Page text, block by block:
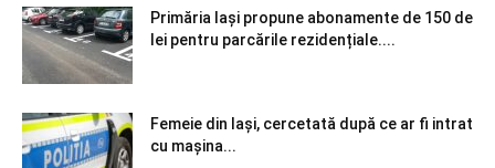
Primăria Iași propune abonamente de 150 de
lei pentru parcările rezidențiale....
Femeie din Iași, cercetată după ce ar fi intrat
cu mașina...